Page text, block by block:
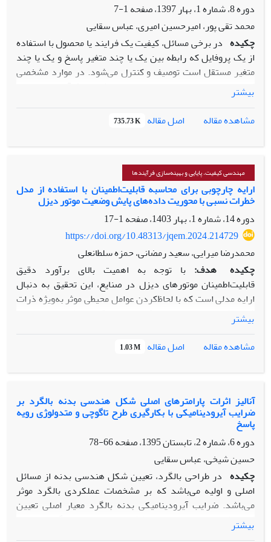
ریاضی چند هدفه، میزان تخصیص تقاضا به هر تامین‌کننده
مشخص می‌گردد. روش پیشنهادی برای انتخاب تامین‌گنندگان
سبز تجهیزات نیروگاه زیست توده شیراز مورد استفاده قرار
گرفت. نتایج حاصله بیانگر کارآیی مدل پیشنهادی برای انتخاب
تامین‌کنندگان سبز تجهیزات نیروگاه زیست توده است.
دوره 8، شماره 1، بهار 1397، صفحه
1-7
محمد تقی پور، امیرحسین امیری، عباس سقایی
چکیده در برخی مسائل، کیفیت یک فرایند یا محصول با استفاده
از یک پروفایل که رابطه بین یک یا چند متغیر پاسخ و یک یا چند
متغیر مستقل است توصیف و کنترل می‌شود. در موارد مشخصی
که متغیرهای پاسخ همبسته‌اند، می‌توان کیفیت فرآیند یا محصول
را به وسیله چندین پروفایل هم‌زمان توصیف نمود. در برخی موارد
به دلیل فاصله کم بین دوبار نمونه‌گیری، متغیرهای پاسخ در یک
پروفایل خودهمبسته می‌شوند. خود همبستگی روی براورد
پارامترهای رگرسیون تاثیر گذاشته و عملکرد نمودارهای کنترلی
چندمتغیره خطی ساده خودهمبسته در نظر گرفته می‌شود و فرض
می‌شود که خودهمبستگی بتواند با مدل‌های AR(1) و MA(1)
توصیف ‌شود. سپس دو نمودار کنترل برای پایش پروفایل‌های
چندمتغیره خطی ساده در فاز 1 پیشنهاد می‌شود. عملکرد
نمودارهای کنترل پیشنهادی در فاز 1 با استفاده از شبیه‌سازی و
معیار توان آزمون مقایسه می‌شوند.
بیشتر
مشاهده مقاله
اصل مقاله 735.73 K
مهندسی کیفیت، پایایی و بهینه‌سازی فرآیندها
ارایه چارچوبی برای محاسبه قابلیت‌اطمینان با استفاده از مدل
خطرات نسبی با محوریت داده‌های پایش وضعیت موتور دیزل
دوره 14، شماره 1، بهار 1403، صفحه
1-17
https://doi.org/10.48313/jqem.2024.214729
محمدرضا میرایی، سعید رمضانی، حمزه سلطانعلی
چکیده
هدف: با توجه به اهمیت بالای برآورد دقیق
قابلیت‌اطمینان موتورهای دیزل در صنایع، این تحقیق به دنبال
ارایه مدلی است که با لحاظ‌کردن عوامل محیطی موثر به‌ویژه ذرات
فرسایشی در روغن‌موتور دقت محاسبه قابلیت‌اطمینان را نسبت
به مدل‌های کلاسیک مبتنی بر زمان بین خرابی‌ها افزایش دهد.
هدف اصلی پژوهش، استفاده از مدل‌های مبتنی بر فاکتورهای
ریسک برای تحلیل جامع‌تر و دقیق‌تر عملکرد موتورهای دیزل
است.
به‌منظور تحلیل قابلیت‌اطمینان موتورهای دیزل استفاده شده
است. داده‌های مورد استفاده شامل اطلاعات مربوط به ذرات
فرسایشی موجود در روغن‌موتور بودند. برای آزمون فرض متناسب
بودن، از آزمون هارل و لی (نسخه اصلاح‌شده آزمون باقی‌مانده‌های
شوئنفلد) استفاده شد. سپس ضرایب مدل از طریق آزمون والد
اعتبارسنجی و قابلیت‌اطمینان برای دو گروه موتور با شرایط متفاوت
محاسبه گردید.
یافته‌ها: نتایج تحقیق نشان داد که لحاظ‌کردن فاکتورهای ریسک،
مانند سطح ذرات فرسایشی در روغن‌موتور، موجب افزایش دقت
در برآورد قابلیت‌اطمینان موتورهای دیزل می‌شود. به‌طور خاص
بیشتر
مشاهده مقاله
اصل مقاله 1.03 M
آنالیز اثرات پارامترهای اصلی شکل هندسی بدنه بالگرد بر
ضرایب آیرودینامیکی با بکارگیری طرح تاگوچی و متدولوژی رویه
پاسخ
دوره 6، شماره 2، تابستان 1395، صفحه
66-78
حسین شیخی، عباس سقایی
چکیده در طراحی بالگرد، تعیین شکل هندسی بدنه از مسائل
اصلی و اولیه می‌باشد که بر مشخصات عملکردی بالگرد موثر
می‌باشد. ضرایب آیرودینامیکی بدنه بالگرد معیار اصلی تعیین
کننده کیفیت و مناسب بودن شکل هندسی بدنه بالگرد محسوب
می‌شوند. طراحی بهینه شکل هندسی بدنه بالگرد فعالیتی پیچیده
بیشتر